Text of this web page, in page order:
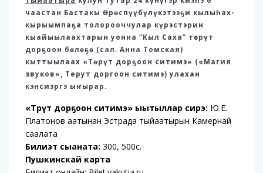
чаастан Бастакы Өрөспүүбүлүкэтээҕи кылыһах-
кырыымпаҕа толорооччулар күрэстэрин
кыайыылаахтарын уонна “Кыл Саха” төрүт
дорҕоон бөлөҕө (сал. Анна Томская)
кыттыылаах «Төрүт дорҕоон ситимэ» («Магия
звуков», Терут доргоон ситимэ) улахан
кэнсиэргэ ыҥырар.
«Төрүт дорҕоон ситимэ» ыытыллар сирэ: Ю.Е.
Платонов аатынан Эстрада тыйаатырын Камернай
саалата
Билиэт сыаната: 300, 500с.
Пушкинскай карта